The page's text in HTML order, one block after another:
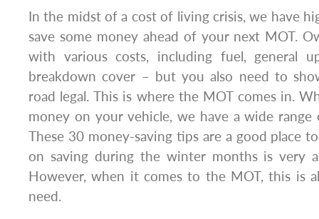
In the midst of a cost of living crisis, we have
save some money ahead of your next MOT.
with various costs, including fuel, general
breakdown cover – but you also need to
road legal. This is where the MOT comes in.
money on your vehicle, we have a wide
These 30 money-saving tips are a good place
on saving during the winter months is very
However, when it comes to the MOT, this is
need.